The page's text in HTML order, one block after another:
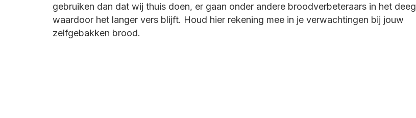
gebruiken dan dat wij thuis doen, er gaan onder andere broodverbeteraars in het deeg
waardoor het langer vers blijft. Houd hier rekening mee in je verwachtingen bij jouw
zelfgebakken brood.